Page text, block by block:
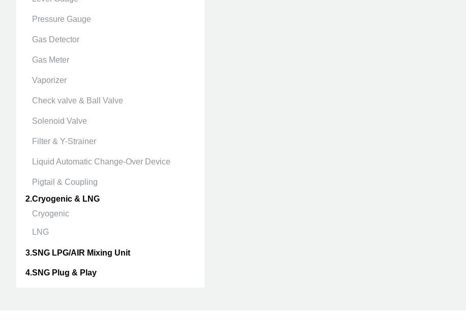
Pressure Gauge
Gas Detector
Gas Meter
Vaporizer
Check valve & Ball Valve
Solenoid Valve
Filter & Y-Strainer
Liquid Automatic Change-Over Device
Pigtail & Coupling
2.Cryogenic & LNG
Cryogenic
LNG
3.SNG LPG/AIR Mixing Unit
4.SNG Plug & Play